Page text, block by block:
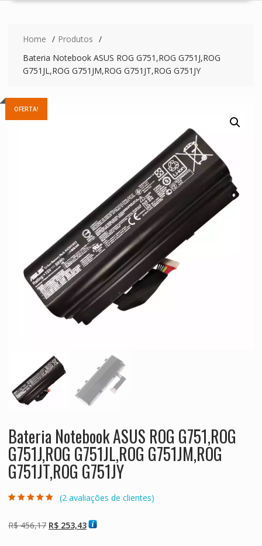
Home
Produtos
Bateria Notebook ASUS ROG G751,ROG G751J,ROG
G751JL,ROG G751JM,ROG G751JT,ROG G751JY
OFERTA!
Bateria Notebook ASUS ROG G751,ROG
G751J,ROG G751JL,ROG G751JM,ROG
G751JT,ROG G751JY
baseado em
avaliações de
(2avaliações de clientes)
R$456,17 O
R$253,43O